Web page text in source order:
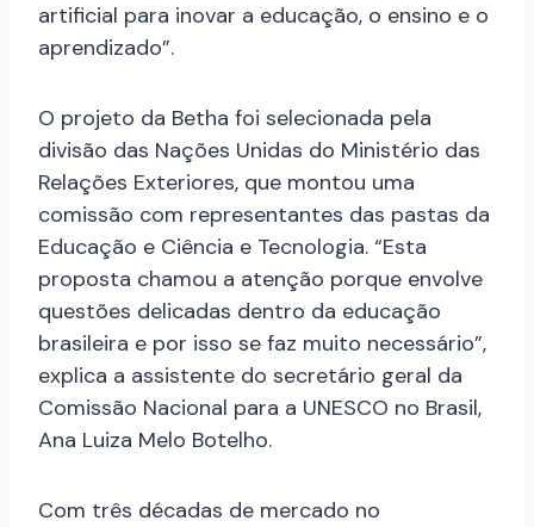
artificial para inovar a educação, o ensino e o
aprendizado”.
O projeto da Betha foi selecionada pela
divisão das Nações Unidas do Ministério das
Relações Exteriores, que montou uma
comissão com representantes das pastas da
Educação e Ciência e Tecnologia. “Esta
proposta chamou a atenção porque envolve
questões delicadas dentro da educação
brasileira e por isso se faz muito necessário”,
explica a assistente do secretário geral da
Comissão Nacional para a UNESCO no Brasil,
Ana Luiza Melo Botelho.
Com três décadas de mercado no